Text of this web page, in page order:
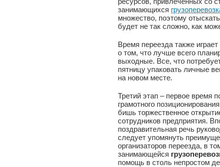
занимающихся
множество, поэтому
будет не так сложно, как
Время переезда также
о том, что лучше всего
выходные. Все, что
пятницу упаковать личные
на новом месте.
Третий этап – первое время
грамотного
бишь торжественное
сотрудников предприятия.
поздравительная речь
следует упомянуть
организаторов переезда, в
занимающейся
помощь в столь непростом